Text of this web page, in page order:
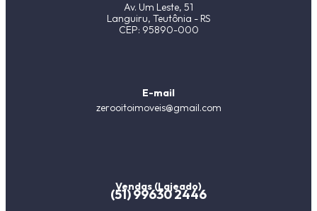
Av. Um Leste, 51
Languiru, Teutônia - RS
CEP: 95890-000
E-mail
zerooitoimoveis@gmail.com
Vendas (Lajeado)
(51) 99630 2446